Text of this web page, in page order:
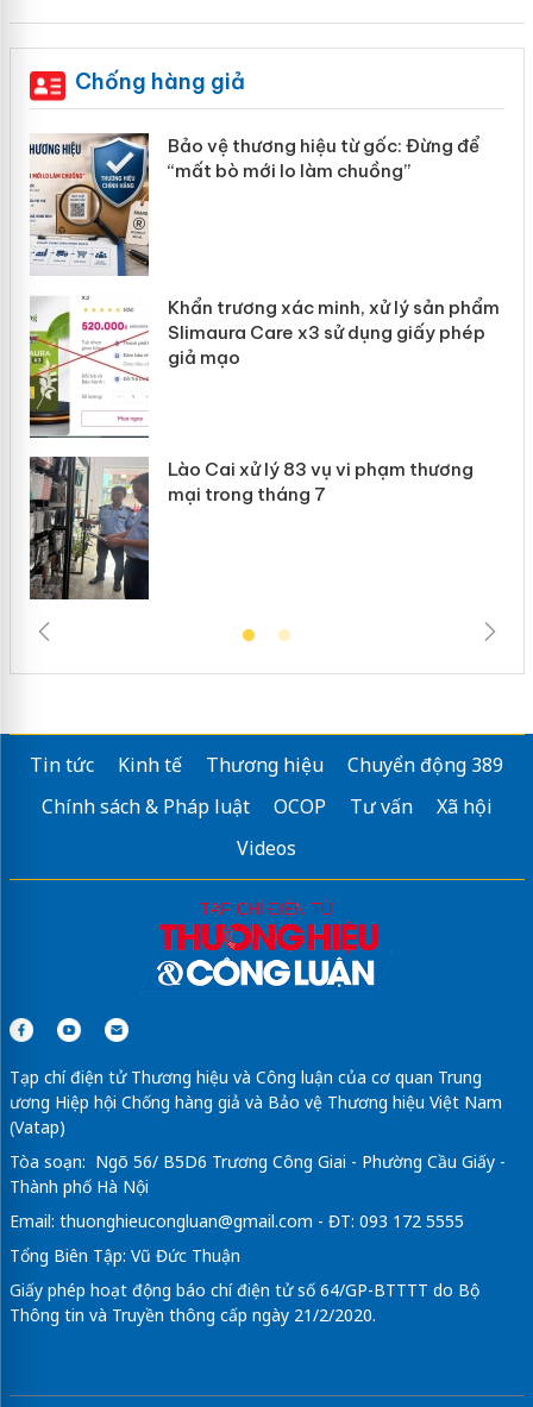
Chống hàng giả
Bảo vệ thương hiệu từ gốc: Đừng để
“mất bò mới lo làm chuồng”
Khẩn trương xác minh, xử lý sản phẩm
Slimaura Care x3 sử dụng giấy phép
giả mạo
Lào Cai xử lý 83 vụ vi phạm thương
mại trong tháng 7
Tin tức Kinh tế Thương hiệu
Chuyển động 389
Chính sách & Pháp luật
OCOP Tư vấn
Xã hội
Videos
Tạp chí điện tử Thương hiệu và Công luận của cơ quan Trung
ương Hiệp hội Chống hàng giả và Bảo vệ Thương hiệu Việt Nam
(Vatap)
Tòa soạn: Ngõ 56/ B5D6 Trương Công Giai - Phường Cầu Giấy -
Thành phố Hà Nội
Email: thuonghieucongluan@gmail.com - ĐT: 093 172 5555
Tổng Biên Tập: Vũ Đức Thuận
Giấy phép hoạt động báo chí điện tử số 64/GP-BTTTT do Bộ
Thông tin và Truyền thông cấp ngày 21/2/2020.